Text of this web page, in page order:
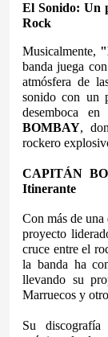
El Sonido: Un
Rock
Musicalmente,
banda juega
atmósfera de
sonido con un
desemboca
BOMBAY,
rockero
CAPITÁN
Itinerante
Con más de
proyecto
cruce entre el
la banda ha
llevando su
Marruecos y
Su